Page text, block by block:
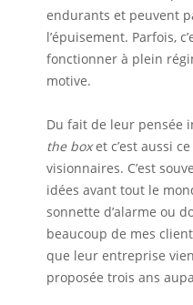
endurants et peuvent
l’épuisement. Parfois,
fonctionner à plein
motive.
Du fait de leur pensée
the boxet c’est aussi
visionnaires. C’est
idées avant tout le
sonnette d’alarme ou
beaucoup de mes
que leur entreprise
proposée trois ans